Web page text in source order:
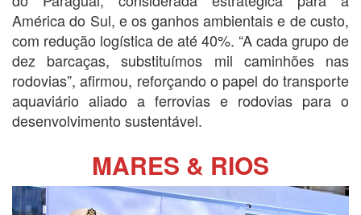
América do Sul, e os ganhos ambientais e de custo,
com redução logística de até 40%. “A cada grupo de
dez barcaças, substituímos mil caminhões nas
rodovias”, afirmou, reforçando o papel do transporte
aquaviário aliado a ferrovias e rodovias para o
desenvolvimento sustentável.
MARES & RIOS